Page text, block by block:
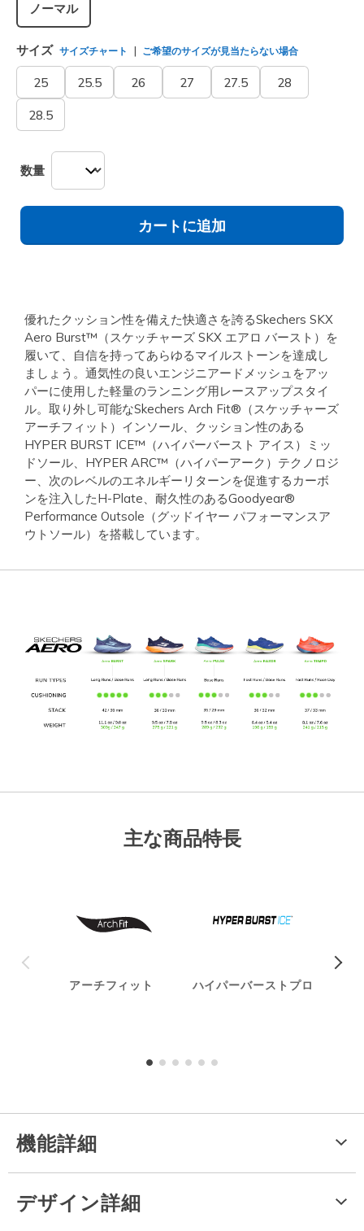
ノーマル
サイズ サイズチャート ご希望のサイズが見当たらない場合
25 25.5 26 27 27.5 28
28.5
数量
カートに追加
優れたクッション性を備えた快適さを誇るSkechers SKX
Aero Burst™（スケッチャーズ SKX エアロ バースト）を
履いて、自信を持ってあらゆるマイルストーンを達成し
ましょう。通気性の良いエンジニアードメッシュをアッ
パーに使用した軽量のランニング用レースアップスタイ
ル。取り外し可能なSkechers Arch Fit®（スケッチャーズ
アーチフィット）インソール、クッション性のある
HYPER BURST ICE™（ハイパーバースト アイス）ミッ
ドソール、HYPER ARC™（ハイパーアーク）テクノロジ
ー、次のレベルのエネルギーリターンを促進するカーボ
ンを注入したH-Plate、耐久性のあるGoodyear®
Performance Outsole（グッドイヤー パフォーマンスア
ウトソール）を搭載しています。
主な商品特長
アーチフィット ハイパーバーストプロ
機能詳細
デザイン詳細